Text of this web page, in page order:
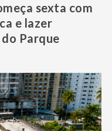
sexta com
e lazer
Parque